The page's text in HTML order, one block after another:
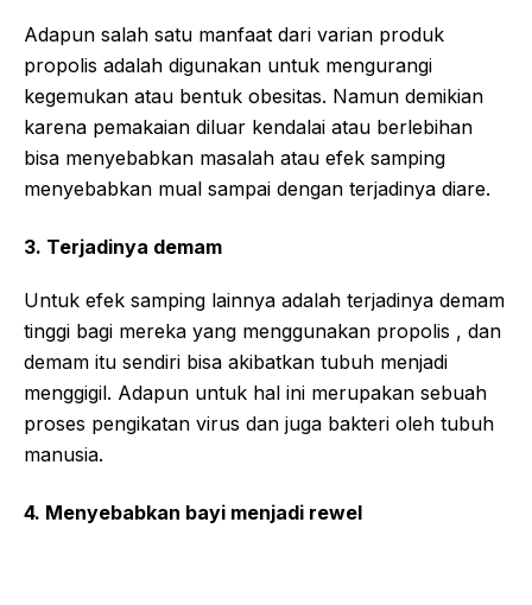
Adapun salah satu manfaat dari varian produk
propolis adalah digunakan untuk mengurangi
kegemukan atau bentuk obesitas. Namun demikian
karena pemakaian diluar kendalai atau berlebihan
bisa menyebabkan masalah atau efek samping
menyebabkan mual sampai dengan terjadinya diare.
3. Terjadinya demam
Untuk efek samping lainnya adalah terjadinya demam
tinggi bagi mereka yang menggunakan propolis , dan
demam itu sendiri bisa akibatkan tubuh menjadi
menggigil. Adapun untuk hal ini merupakan sebuah
proses pengikatan virus dan juga bakteri oleh tubuh
manusia.
4. Menyebabkan bayi menjadi rewel